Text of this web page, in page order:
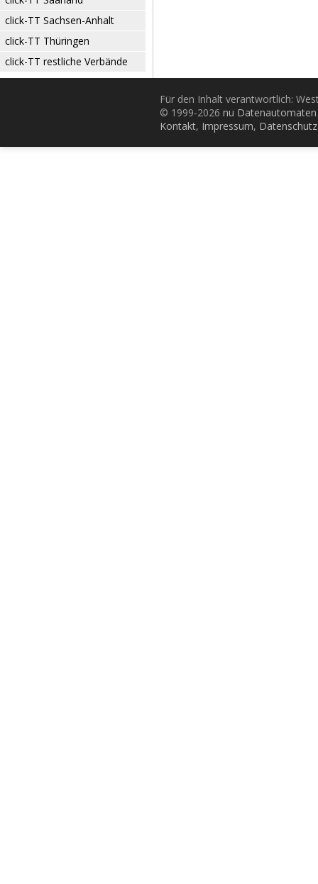
click-TT Sachsen-Anhalt
click-TT Thüringen
click-TT restliche Verbände
Für den Inhalt verantwortlich:
© 1999-2026 nu
Kontakt, Impressum, Datenschutz